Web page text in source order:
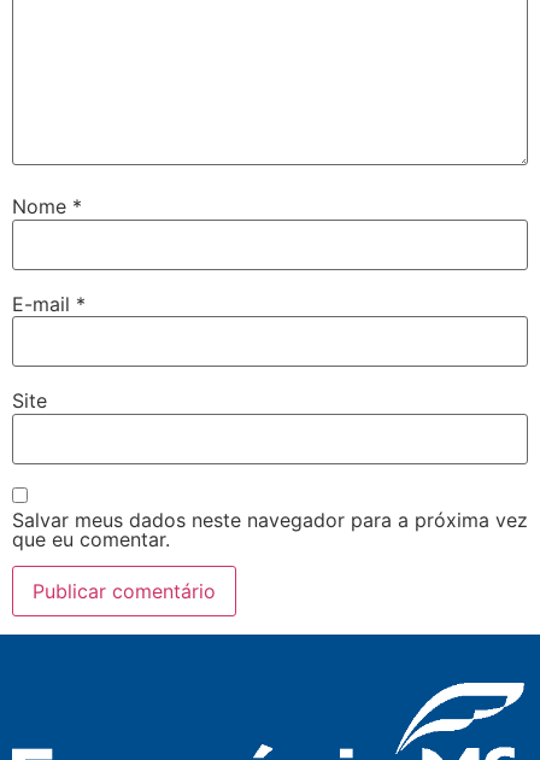
Nome *
E-mail *
Site
Salvar meus dados neste navegador para a próxima vez
que eu comentar.